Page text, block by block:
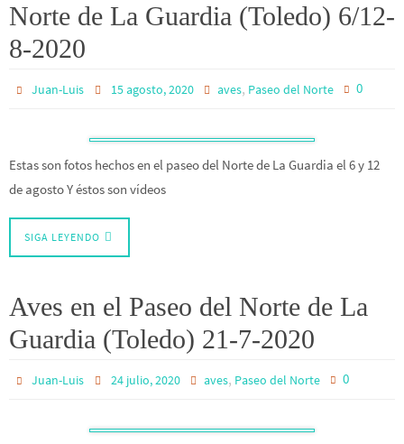
Norte de La Guardia (Toledo) 6/12-
8-2020
Juan-Luis 15 agosto, 2020 aves, Paseo del Norte 0
Estas son fotos hechos en el paseo del Norte de La Guardia el 6 y 12
de agosto Y éstos son vídeos
SIGA LEYENDO
Aves en el Paseo del Norte de La
Guardia (Toledo) 21-7-2020
Juan-Luis 24 julio, 2020 aves, Paseo del Norte 0